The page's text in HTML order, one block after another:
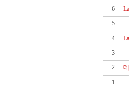
6
5
4
3
2
1